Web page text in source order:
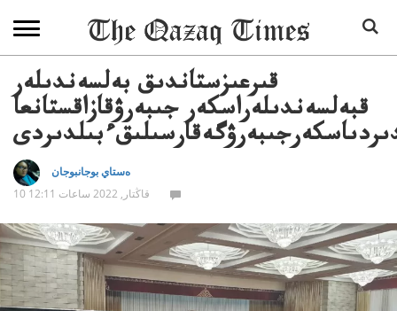
قىرعىزستاندىق بەلسەندىلەر
قبەلسەندىلەراسكەر جىبەرۋقازاقستانعا
ەستاي بوجانبوجان
10 قاڭتار, 2022 ساعات 12:11